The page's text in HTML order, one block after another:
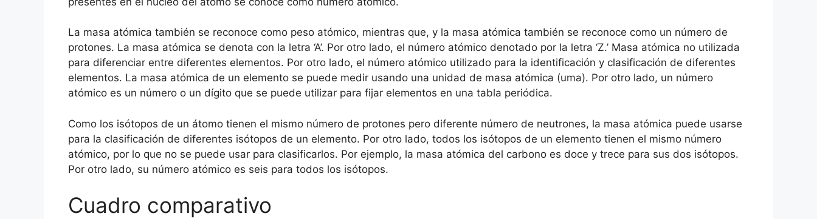
La masa atómica también se reconoce como peso atómico, mientras que, y la masa atómica también se reconoce como un número de
protones. La masa atómica se denota con la letra ‘A’. Por otro lado, el número atómico denotado por la letra ‘Z.’ Masa atómica no utilizada
para diferenciar entre diferentes elementos. Por otro lado, el número atómico utilizado para la identificación y clasificación de diferentes
elementos. La masa atómica de un elemento se puede medir usando una unidad de masa atómica (uma). Por otro lado, un número
atómico es un número o un dígito que se puede utilizar para fijar elementos en una tabla periódica.
Como los isótopos de un átomo tienen el mismo número de protones pero diferente número de neutrones, la masa atómica puede usarse
para la clasificación de diferentes isótopos de un elemento. Por otro lado, todos los isótopos de un elemento tienen el mismo número
atómico, por lo que no se puede usar para clasificarlos. Por ejemplo, la masa atómica del carbono es doce y trece para sus dos isótopos.
Por otro lado, su número atómico es seis para todos los isótopos.
Cuadro comparativo